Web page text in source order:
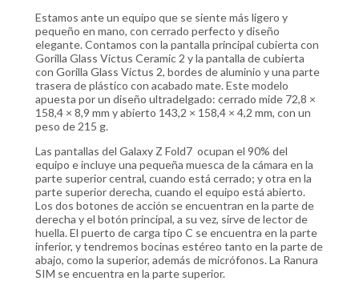
Estamos ante un equipo que se siente más ligero y
pequeño en mano, con cerrado perfecto y diseño
elegante. Contamos con la pantalla principal cubierta con
Gorilla Glass Victus Ceramic 2 y la pantalla de cubierta
con Gorilla Glass Victus 2, bordes de aluminio y una parte
trasera de plástico con acabado mate. Este modelo
apuesta por un diseño ultradelgado: cerrado mide 72,8 ×
158,4 × 8,9 mm y abierto 143,2 × 158,4 × 4,2 mm, con un
peso de 215 g.
Las pantallas del Galaxy Z Fold7 ocupan el 90% del
equipo e incluye una pequeña muesca de la cámara en la
parte superior central, cuando está cerrado; y otra en la
parte superior derecha, cuando el equipo está abierto.
Los dos botones de acción se encuentran en la parte de
derecha y el botón principal, a su vez, sirve de lector de
huella. El puerto de carga tipo C se encuentra en la parte
inferior, y tendremos bocinas estéreo tanto en la parte de
abajo, como la superior, además de micrófonos. La Ranura
SIM se encuentra en la parte superior.